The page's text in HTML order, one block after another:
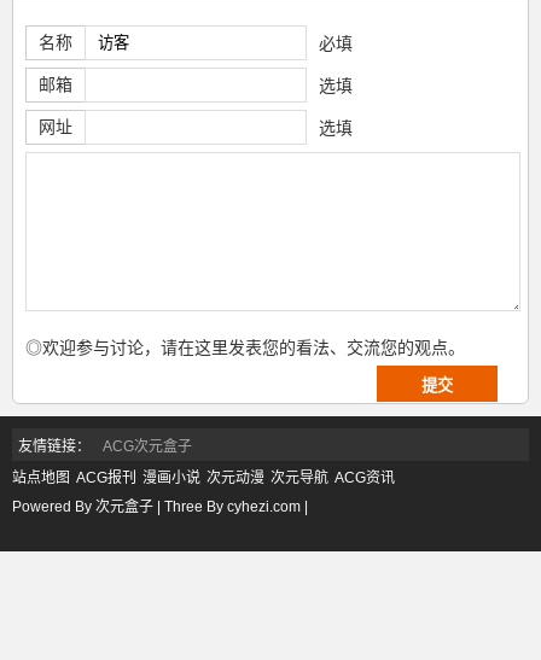
名称 必填
邮箱 选填
网址 选填
◎欢迎参与讨论，请在这里发表您的看法、交流您的观点。
友情链接：
ACG次元盒子
站点地图 ACG报刊 漫画小说 次元动漫 次元导航 ACG资讯
Powered By 次元盒子 | Three By cyhezi.com |